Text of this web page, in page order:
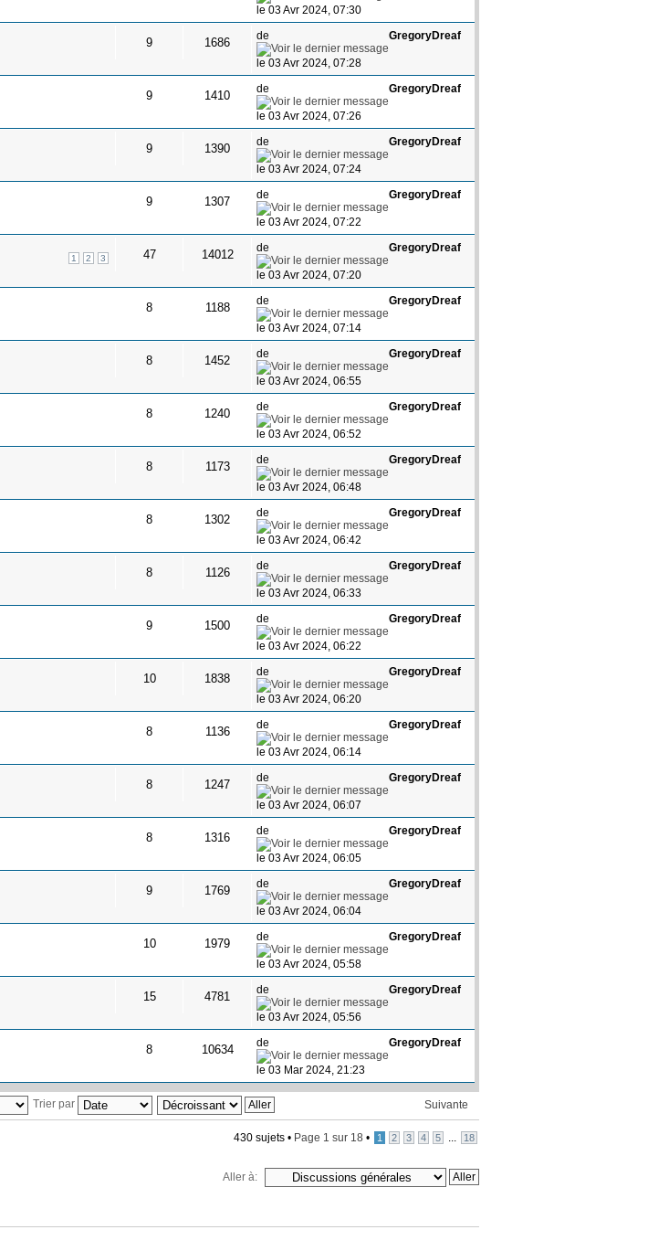
le 03 Avr 2024, 07:30
9 1686 deGregoryDreaf
le 03 Avr 2024, 07:28
9 1410 deGregoryDreaf
le 03 Avr 2024, 07:26
9 1390 deGregoryDreaf
le 03 Avr 2024, 07:24
9 1307 deGregoryDreaf
le 03 Avr 2024, 07:22
1 2 3 47 14012 deGregoryDreaf
le 03 Avr 2024, 07:20
8 1188 deGregoryDreaf
le 03 Avr 2024, 07:14
8 1452 deGregoryDreaf
le 03 Avr 2024, 06:55
8 1240 deGregoryDreaf
le 03 Avr 2024, 06:52
8 1173 deGregoryDreaf
le 03 Avr 2024, 06:48
8 1302 deGregoryDreaf
le 03 Avr 2024, 06:42
8 1126 deGregoryDreaf
le 03 Avr 2024, 06:33
9 1500 deGregoryDreaf
le 03 Avr 2024, 06:22
10 1838 deGregoryDreaf
le 03 Avr 2024, 06:20
8 1136 deGregoryDreaf
le 03 Avr 2024, 06:14
8 1247 deGregoryDreaf
le 03 Avr 2024, 06:07
8 1316 deGregoryDreaf
le 03 Avr 2024, 06:05
9 1769 deGregoryDreaf
le 03 Avr 2024, 06:04
10 1979 deGregoryDreaf
le 03 Avr 2024, 05:58
15 4781 deGregoryDreaf
le 03 Avr 2024, 05:56
8 10634 deGregoryDreaf
le 03 Mar 2024, 21:23
Suivante
Trier par
430 sujets • Page 1 sur 18 • 1 2 3 4 5 18
Aller à: